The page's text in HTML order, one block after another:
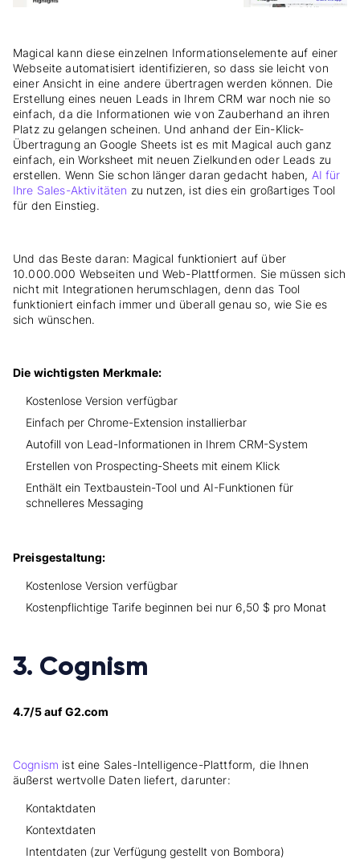
Magical kann diese einzelnen Informationselemente auf einer
Webseite automatisiert identifizieren, so dass sie leicht von
einer Ansicht in eine andere übertragen werden können. Die
Erstellung eines neuen Leads in Ihrem CRM war noch nie so
einfach, da die Informationen wie von Zauberhand an ihren
Platz zu gelangen scheinen. Und anhand der Ein-Klick-
Übertragung an Google Sheets ist es mit Magical auch ganz
einfach, ein Worksheet mit neuen Zielkunden oder Leads zu
erstellen. Wenn Sie schon länger daran gedacht haben, AI für
Ihre Sales-Aktivitäten zu nutzen, ist dies ein großartiges Tool
für den Einstieg.
Und das Beste daran: Magical funktioniert auf über
10.000.000 Webseiten und Web-Plattformen. Sie müssen sich
nicht mit Integrationen herumschlagen, denn das Tool
funktioniert einfach immer und überall genau so, wie Sie es
sich wünschen.
Die wichtigsten Merkmale:
Kostenlose Version verfügbar
Einfach per Chrome-Extension installierbar
Autofill von Lead-Informationen in Ihrem CRM-System
Erstellen von Prospecting-Sheets mit einem Klick
Enthält ein Textbaustein-Tool und AI-Funktionen für
schnelleres Messaging
Preisgestaltung:
Kostenlose Version verfügbar
Kostenpflichtige Tarife beginnen bei nur 6,50 $ pro Monat
3. Cognism
4.7/5 auf G2.com
Cognism ist eine Sales-Intelligence-Plattform, die Ihnen
äußerst wertvolle Daten liefert, darunter:
Kontaktdaten
Kontextdaten
Intentdaten (zur Verfügung gestellt von Bombora)